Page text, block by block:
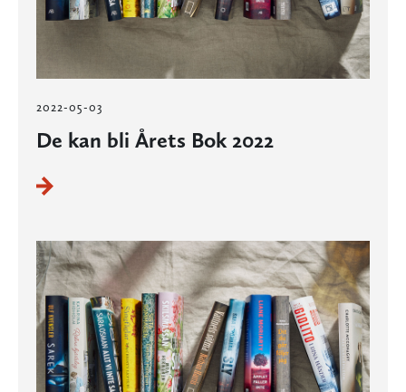
2022-05-03
De kan bli Årets Bok 2022